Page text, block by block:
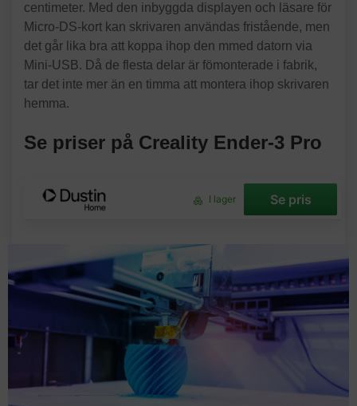
centimeter. Med den inbyggda displayen och läsare för
Micro-DS-kort kan skrivaren användas fristående, men
det går lika bra att koppa ihop den mmed datorn via
Mini-USB. Då de flesta delar är fömonterade i fabrik,
tar det inte mer än en timma att montera ihop skrivaren
hemma.
Se priser på Creality Ender-3 Pro
I lager Se pris